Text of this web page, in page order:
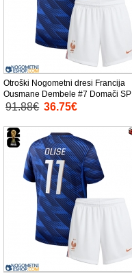
Otroški Nogometni dresi Francija
Ousmane Dembele #7 Domači SP
2026 Kratek Rokav (+ Kratke hlače)
91.88€ 36.75€